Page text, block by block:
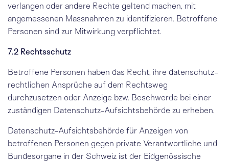
verlangen oder andere Rechte geltend machen, mit
angemessenen Massnahmen zu identifizieren. Betroffene
Personen sind zur Mitwirkung verpflichtet.
7.2 Rechtsschutz
Betroffene Personen haben das Recht, ihre datenschutz­
rechtlichen Ansprüche auf dem Rechtsweg
durchzusetzen oder Anzeige bzw. Beschwerde bei einer
zuständigen Datenschutz-Aufsichtsbehörde zu erheben.
Datenschutz-Aufsichtsbehörde für Anzeigen von
betroffenen Personen gegen private Verantwortliche und
Bundesorgane in der Schweiz ist der Eidgenössische